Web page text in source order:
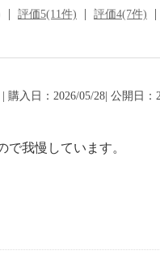
評価5(11件) 評価4(7件)
購入日：2026/05/28| 公開日：
我慢しています。